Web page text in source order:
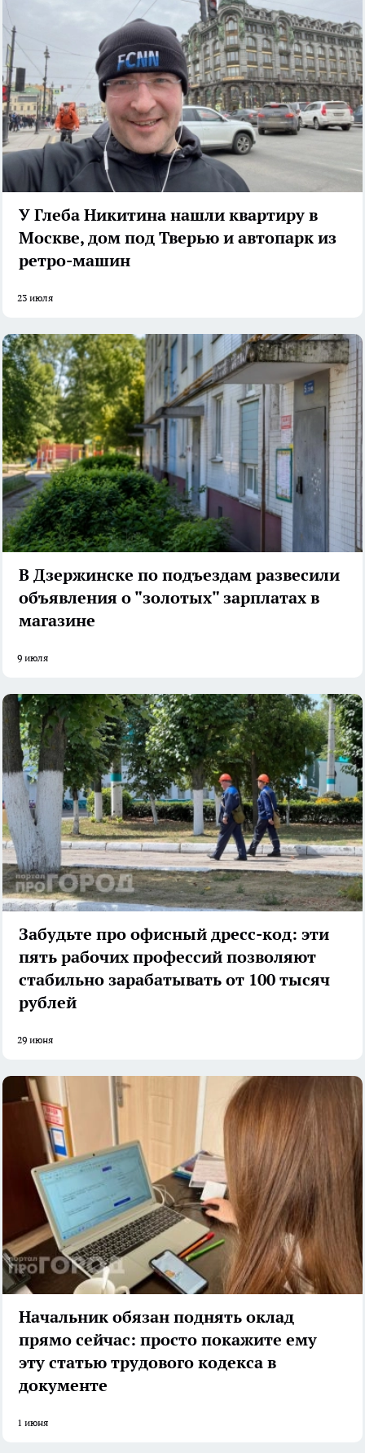
У Глеба Никитина нашли квартиру в
Москве, дом под Тверью и автопарк из
ретро-машин
23 июля
В Дзержинске по подъездам развесили
объявления о "золотых" зарплатах в
магазине
9 июля
Забудьте про офисный дресс-код: эти
пять рабочих профессий позволяют
стабильно зарабатывать от 100 тысяч
рублей
29 июня
Начальник обязан поднять оклад
прямо сейчас: просто покажите ему
эту статью трудового кодекса в
документе
1 июня